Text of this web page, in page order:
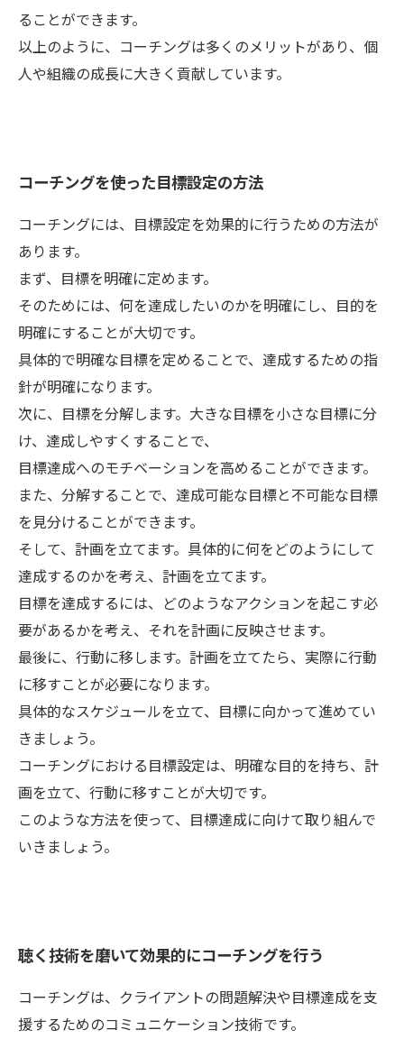
ることができます。
以上のように、コーチングは多くのメリットがあり、個
人や組織の成長に大きく貢献しています。
コーチングを使った目標設定の方法
コーチングには、目標設定を効果的に行うための方法が
あります。
まず、目標を明確に定めます。
そのためには、何を達成したいのかを明確にし、目的を
明確にすることが大切です。
具体的で明確な目標を定めることで、達成するための指
針が明確になります。
次に、目標を分解します。大きな目標を小さな目標に分
け、達成しやすくすることで、
目標達成へのモチベーションを高めることができます。
また、分解することで、達成可能な目標と不可能な目標
を見分けることができます。
そして、計画を立てます。具体的に何をどのようにして
達成するのかを考え、計画を立てます。
目標を達成するには、どのようなアクションを起こす必
要があるかを考え、それを計画に反映させます。
最後に、行動に移します。計画を立てたら、実際に行動
に移すことが必要になります。
具体的なスケジュールを立て、目標に向かって進めてい
きましょう。
コーチングにおける目標設定は、明確な目的を持ち、計
画を立て、行動に移すことが大切です。
このような方法を使って、目標達成に向けて取り組んで
いきましょう。
聴く技術を磨いて効果的にコーチングを行う
コーチングは、クライアントの問題解決や目標達成を支
援するためのコミュニケーション技術です。